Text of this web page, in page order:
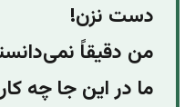
دست نزن!
من دقیقاً
ما در این جا چه